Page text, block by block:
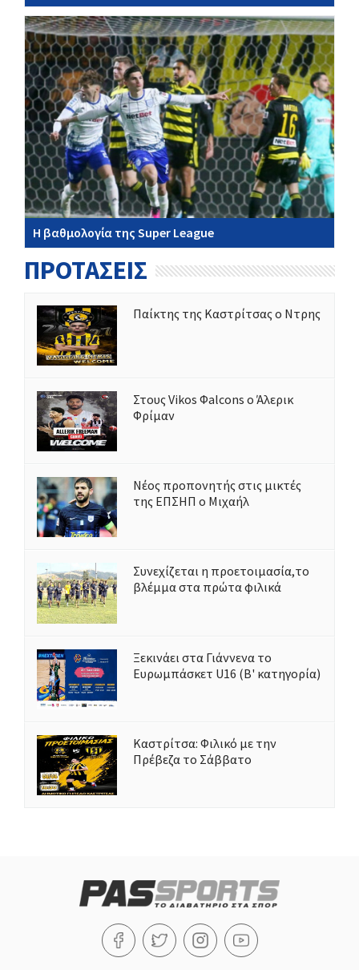
Η βαθμολογία της Super League
ΠΡΟΤΑΣΕΙΣ
Παίκτης της Καστρίτσας ο Ντρης
Στους Vikos Φalcons ο Άλερικ
Φρίμαν
Νέος προπονητής στις μικτές
της ΕΠΣΗΠ ο Μιχαήλ
Συνεχίζεται η προετοιμασία,το
βλέμμα στα πρώτα φιλικά
Ξεκινάει στα Γιάννενα το
Ευρωμπάσκετ U16 (Β' κατηγορία)
Καστρίτσα: Φιλικό με την
Πρέβεζα το Σάββατο